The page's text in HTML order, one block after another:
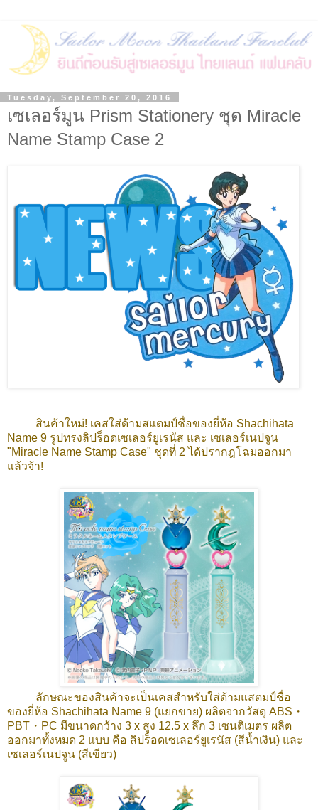
Tuesday, September 20, 2016
เซเลอร์มูน Prism Stationery ชุด Miracle
Name Stamp Case 2
สินค้าใหม่! เคสใส่ด้ามสแตมป์ชื่อของยี่ห้อ Shachihata
Name 9 รูปทรงลิปร็อดเซเลอร์ยูเรนัส และ เซเลอร์เนปจูน
"Miracle Name Stamp Case" ชุดที่ 2 ได้ปรากฎโฉมออกมา
แล้วจ้า!
ลักษณะของสินค้าจะเป็นเคสสำหรับใส่ด้ามแสตมป์ชื่อ
ของยี่ห้อ Shachihata Name 9 (แยกขาย) ผลิตจากวัสดุ ABS・
PBT・PC มีขนาดกว้าง 3 x สูง 12.5 x ลึก 3 เซนติเมตร ผลิต
ออกมาทั้งหมด 2 แบบ คือ ลิปร็อดเซเลอร์ยูเรนัส (สีน้ำเงิน) และ
เซเลอร์เนปจูน (สีเขียว)